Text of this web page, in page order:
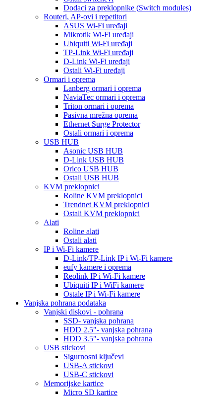
Dodaci za preklopnike (Switch modules)
Routeri, AP-ovi i repetitori
ASUS Wi-Fi uređaji
Mikrotik Wi-Fi uređaji
Ubiquiti Wi-Fi uređaji
TP-Link Wi-Fi uređaji
D-Link Wi-Fi uređaji
Ostali Wi-Fi uređaji
Ormari i oprema
Lanberg ormari i oprema
NaviaTec ormari i oprema
Triton ormari i oprema
Pasivna mrežna oprema
Ethernet Surge Protector
Ostali ormari i oprema
USB HUB
Asonic USB HUB
D-Link USB HUB
Orico USB HUB
Ostali USB HUB
KVM preklopnici
Roline KVM preklopnici
Trendnet KVM preklopnici
Ostali KVM preklopnici
Alati
Roline alati
Ostali alati
IP i Wi-Fi kamere
D-Link/TP-Link IP i Wi-Fi kamere
eufy kamere i oprema
Reolink IP i Wi-Fi kamere
Ubiquiti IP i WiFi kamere
Ostale IP i Wi-Fi kamere
Vanjska pohrana podataka
Vanjski diskovi - pohrana
SSD- vanjska pohrana
HDD 2.5"- vanjska pohrana
HDD 3.5"- vanjska pohrana
USB stickovi
Sigurnosni ključevi
USB-A stickovi
USB-C stickovi
Memorijske kartice
Micro SD kartice